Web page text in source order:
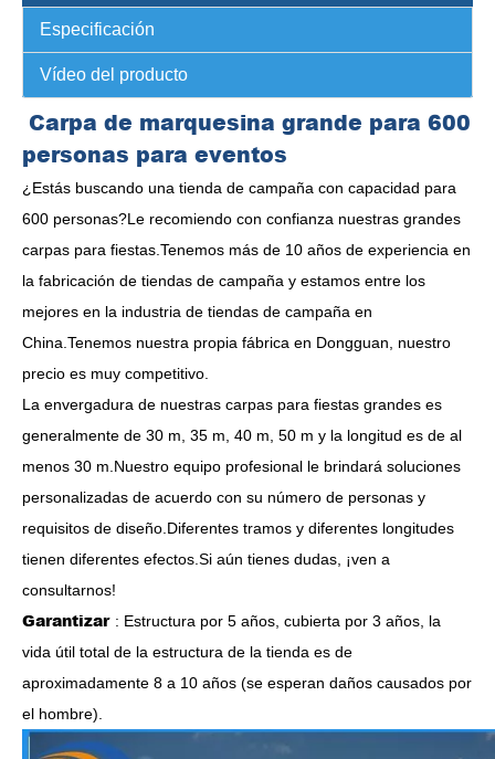
Especificación
Vídeo del producto
Carpa de marquesina grande para 600
personas para eventos
¿Estás buscando una tienda de campaña con capacidad para
600 personas?Le recomiendo con confianza nuestras grandes
carpas para fiestas.Tenemos más de 10 años de experiencia en
la fabricación de tiendas de campaña y estamos entre los
mejores en la industria de tiendas de campaña en
China.Tenemos nuestra propia fábrica en Dongguan, nuestro
precio es muy competitivo.
La envergadura de nuestras carpas para fiestas grandes es
generalmente de 30 m, 35 m, 40 m, 50 m y la longitud es de al
menos 30 m.Nuestro equipo profesional le brindará soluciones
personalizadas de acuerdo con su número de personas y
requisitos de diseño.Diferentes tramos y diferentes longitudes
tienen diferentes efectos.Si aún tienes dudas, ¡ven a
consultarnos!
Garantizar : Estructura por 5 años, cubierta por 3 años, la
vida útil total de la estructura de la tienda es de
aproximadamente 8 a 10 años (se esperan daños causados ​​por
el hombre).